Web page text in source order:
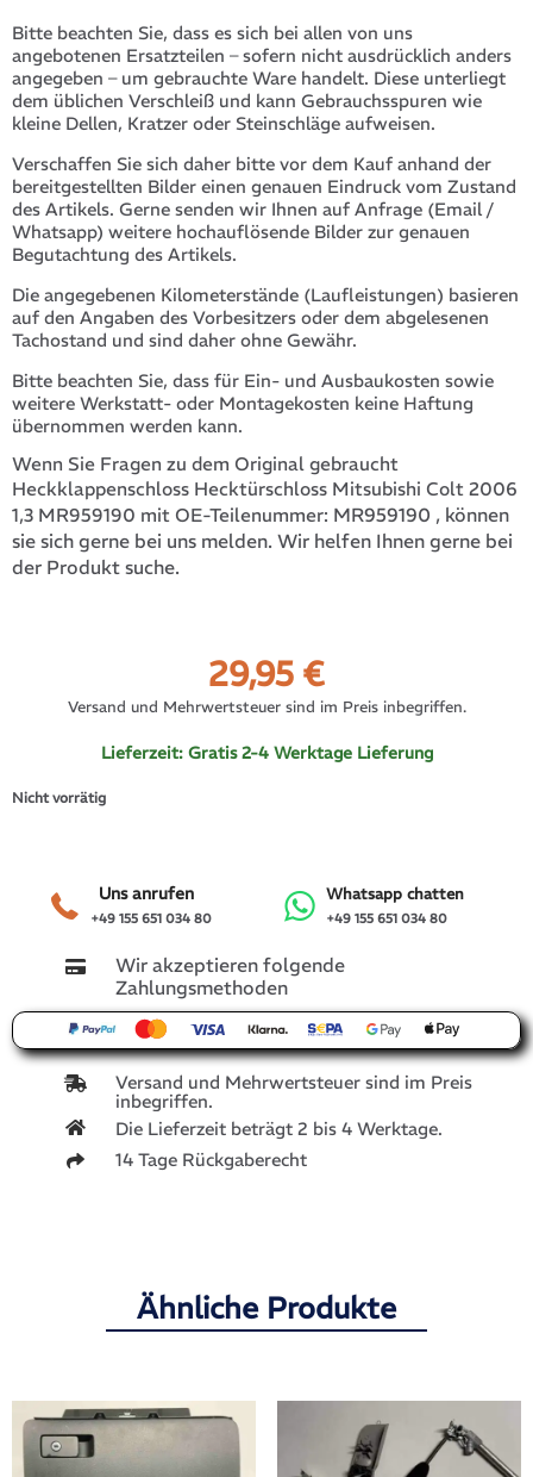
Bitte beachten Sie, dass es sich bei allen von uns
angebotenen Ersatzteilen – sofern nicht ausdrücklich anders
angegeben – um gebrauchte Ware handelt. Diese unterliegt
dem üblichen Verschleiß und kann Gebrauchsspuren wie
kleine Dellen, Kratzer oder Steinschläge aufweisen.
Verschaffen Sie sich daher bitte vor dem Kauf anhand der
bereitgestellten Bilder einen genauen Eindruck vom Zustand
des Artikels. Gerne senden wir Ihnen auf Anfrage (Email /
Whatsapp) weitere hochauflösende Bilder zur genauen
Begutachtung des Artikels.
Die angegebenen Kilometerstände (Laufleistungen) basieren
auf den Angaben des Vorbesitzers oder dem abgelesenen
Tachostand und sind daher ohne Gewähr.
Bitte beachten Sie, dass für Ein- und Ausbaukosten sowie
weitere Werkstatt- oder Montagekosten keine Haftung
übernommen werden kann.
Wenn Sie Fragen zu dem Original gebraucht
Heckklappenschloss Hecktürschloss Mitsubishi Colt 2006
1,3 MR959190 mit OE-Teilenummer: MR959190 , können
sie sich gerne bei uns melden. Wir helfen Ihnen gerne bei
der Produkt suche.
29,95 €
Versand und Mehrwertsteuer sind im Preis inbegriffen.
Lieferzeit: Gratis 2-4 Werktage Lieferung
Nicht vorrätig
+49 155 651 034 80
Uns anrufen
+49 155 651 034 80
Whatsapp chatten
Wir akzeptieren folgende
Zahlungsmethoden
Versand und Mehrwertsteuer sind im Preis
inbegriffen.
Die Lieferzeit beträgt 2 bis 4 Werktage.
14 Tage Rückgaberecht
Ähnliche Produkte